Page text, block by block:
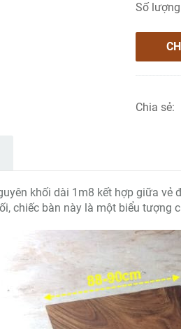
Số
Chia sẻ:
khối dài 1m8 kết hợp giữa
chiếc bàn này là một biểu tượng